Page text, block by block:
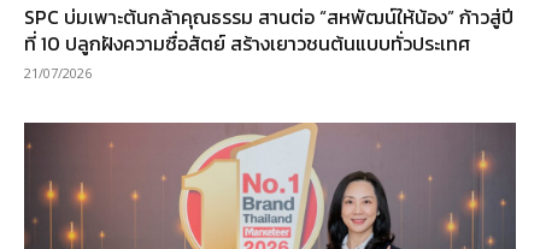
SPC บ่มเพาะต้นกล้าคุณธรรม สานต่อ “สหพัฒน์ให้น้อง” ก้าวสู่ปี
ที่ 10 ปลูกฝังความซื่อสัตย์ สร้างเยาวชนต้นแบบทั่วประเทศ
21/07/2026